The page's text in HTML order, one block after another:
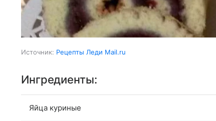
Источник: Рецепты Леди Mail.ru
Ингредиенты:
Яйца куриные